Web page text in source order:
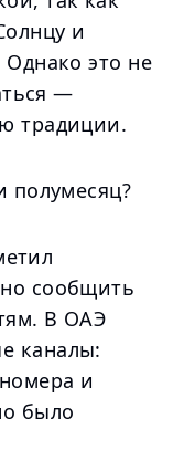
и
Однако это не
—
традиции.
полумесяц?
сообщить
В ОАЭ
каналы:
и
было